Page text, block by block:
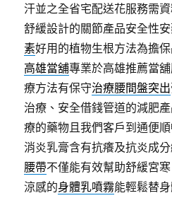
汗並之全省宅配送花服務需
舒緩設計的關節產品安全性
素好用的植物生根方法為擔
高雄當舖專業於高雄推薦當
療方法有保守治療腰間盤突出
治療、安全借錢管道的減肥
療的藥物且我們客戶到通便
消炎乳膏含有抗癢及抗炎成
腰帶不僅能有效幫助舒緩宮
涼感的身體乳噴霧能輕鬆替